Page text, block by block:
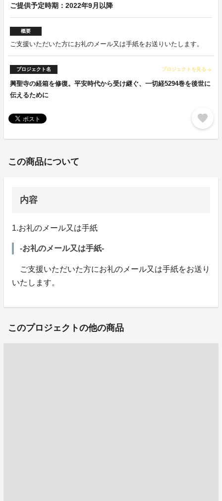
ご提供予定時期：2022年9月以降
概要
ご支援いただいた方にお礼のメール又は手紙をお送りいたします。
プロジェクト名 プロジェクトを見る arrow_forward
興聖寺の経箱を修復。平安時代から受け継ぐ、一切経5294巻を後世に
伝えるために
favorite
この商品について
内容
1.お礼のメール又は手紙
-お礼のメール又は手紙-
ご支援いただいた方にお礼のメール又は手紙をお送り
いたします。
このプロジェクトの他の商品